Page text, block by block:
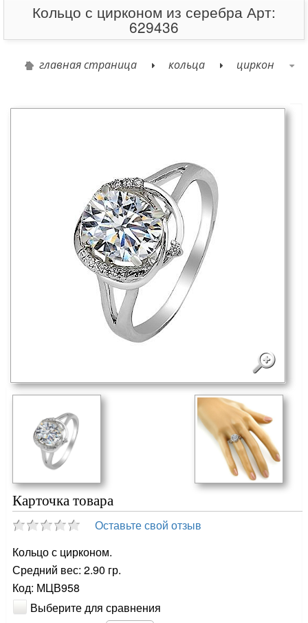
Кольцо с цирконом из серебра Арт:
629436
главная страница кольца циркон
Карточка товара
Оставьте свой отзыв
Кольцо с цирконом.
Средний вес: 2.90 гр.
Код: МЦВ958
Выберите для сравнения